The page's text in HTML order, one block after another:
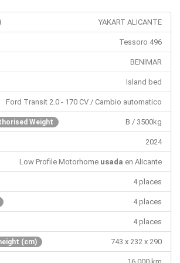
YAKART ALICANTE
Tessoro 496
BENIMAR
Island bed
Ford Transit 2.0 - 170 CV / Cambio automatico
Weight B / 3500kg
2024
Low Profile Motorhome usada en Alicante
4 places
4 places
4 places
(cm) 743 x 232 x 290
16.000 km